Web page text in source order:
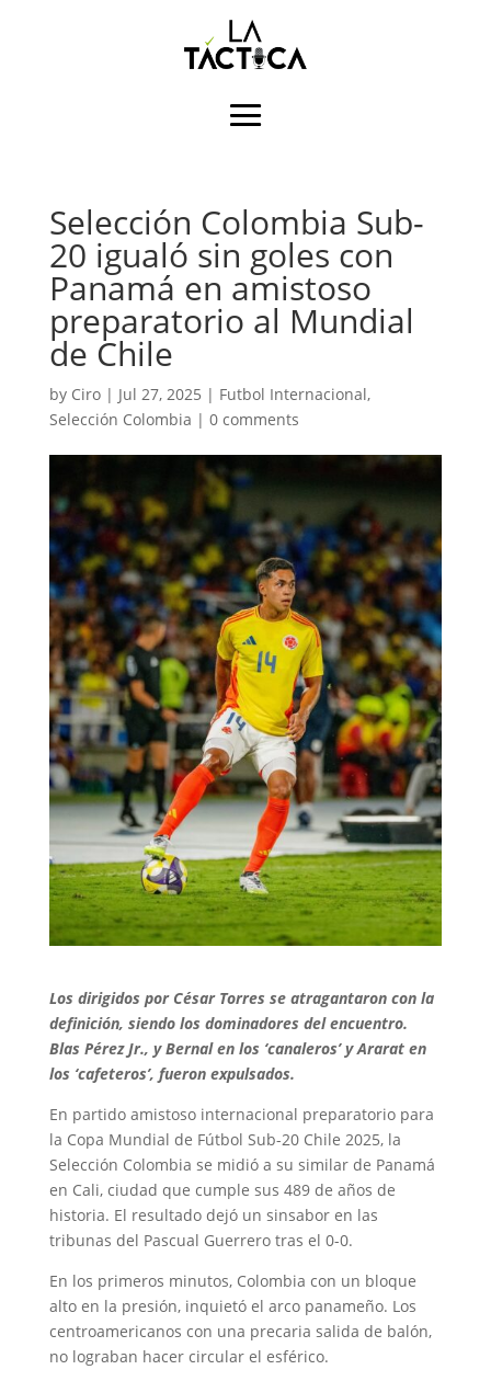
Selección Colombia Sub-
20 igualó sin goles con
Panamá en amistoso
preparatorio al Mundial
de Chile
by Ciro| Jul 27, 2025 | Futbol Internacional,
Selección Colombia | 0 comments
Los dirigidos por César Torres se atragantaron con la
definición, siendo los dominadores del encuentro.
Blas Pérez Jr., y Bernal en los ‘canaleros’ y Ararat en
los ‘cafeteros’, fueron expulsados.
En partido amistoso internacional preparatorio para
la Copa Mundial de Fútbol Sub-20 Chile 2025, la
Selección Colombia se midió a su similar de Panamá
en Cali, ciudad que cumple sus 489 de años de
historia. El resultado dejó un sinsabor en las
tribunas del Pascual Guerrero tras el 0-0.
En los primeros minutos, Colombia con un bloque
alto en la presión, inquietó el arco panameño. Los
centroamericanos con una precaria salida de balón,
no lograban hacer circular el esférico.